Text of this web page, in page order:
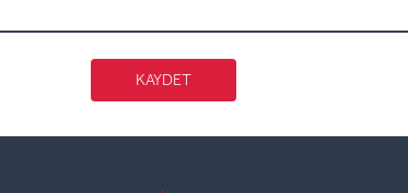
KAYDET